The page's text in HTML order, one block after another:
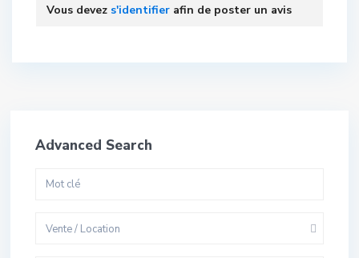
Vous devez s'identifier afin de poster un avis
Advanced Search
Vente / Location